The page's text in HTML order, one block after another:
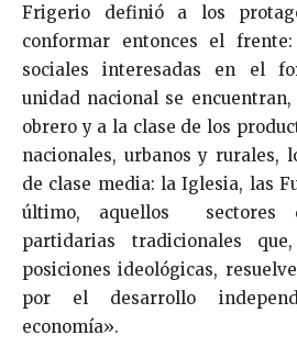
Frigerio definió a los
conformar entonces el
sociales interesadas en el
unidad nacional se
obrero y a la clase de los
nacionales, urbanos y rurales,
de clase media: la Iglesia, las
último, aquellos sectores
partidarias tradicionales
posiciones ideológicas,
por el desarrollo
economía».